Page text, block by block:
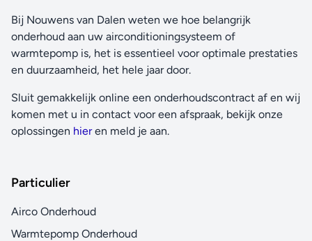
Bij Nouwens van Dalen weten we hoe belangrijk
onderhoud aan uw airconditioningsysteem of
warmtepomp is, het is essentieel voor optimale prestaties
en duurzaamheid, het hele jaar door.
Sluit gemakkelijk online een onderhoudscontract af en wij
komen met u in contact voor een afspraak, bekijk onze
oplossingen hieren meld je aan.
Particulier
Airco Onderhoud
Warmtepomp Onderhoud